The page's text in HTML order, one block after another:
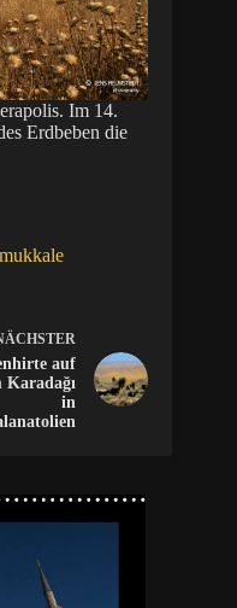
Im 14.
Erdbeben die
auf
Karadağı
in